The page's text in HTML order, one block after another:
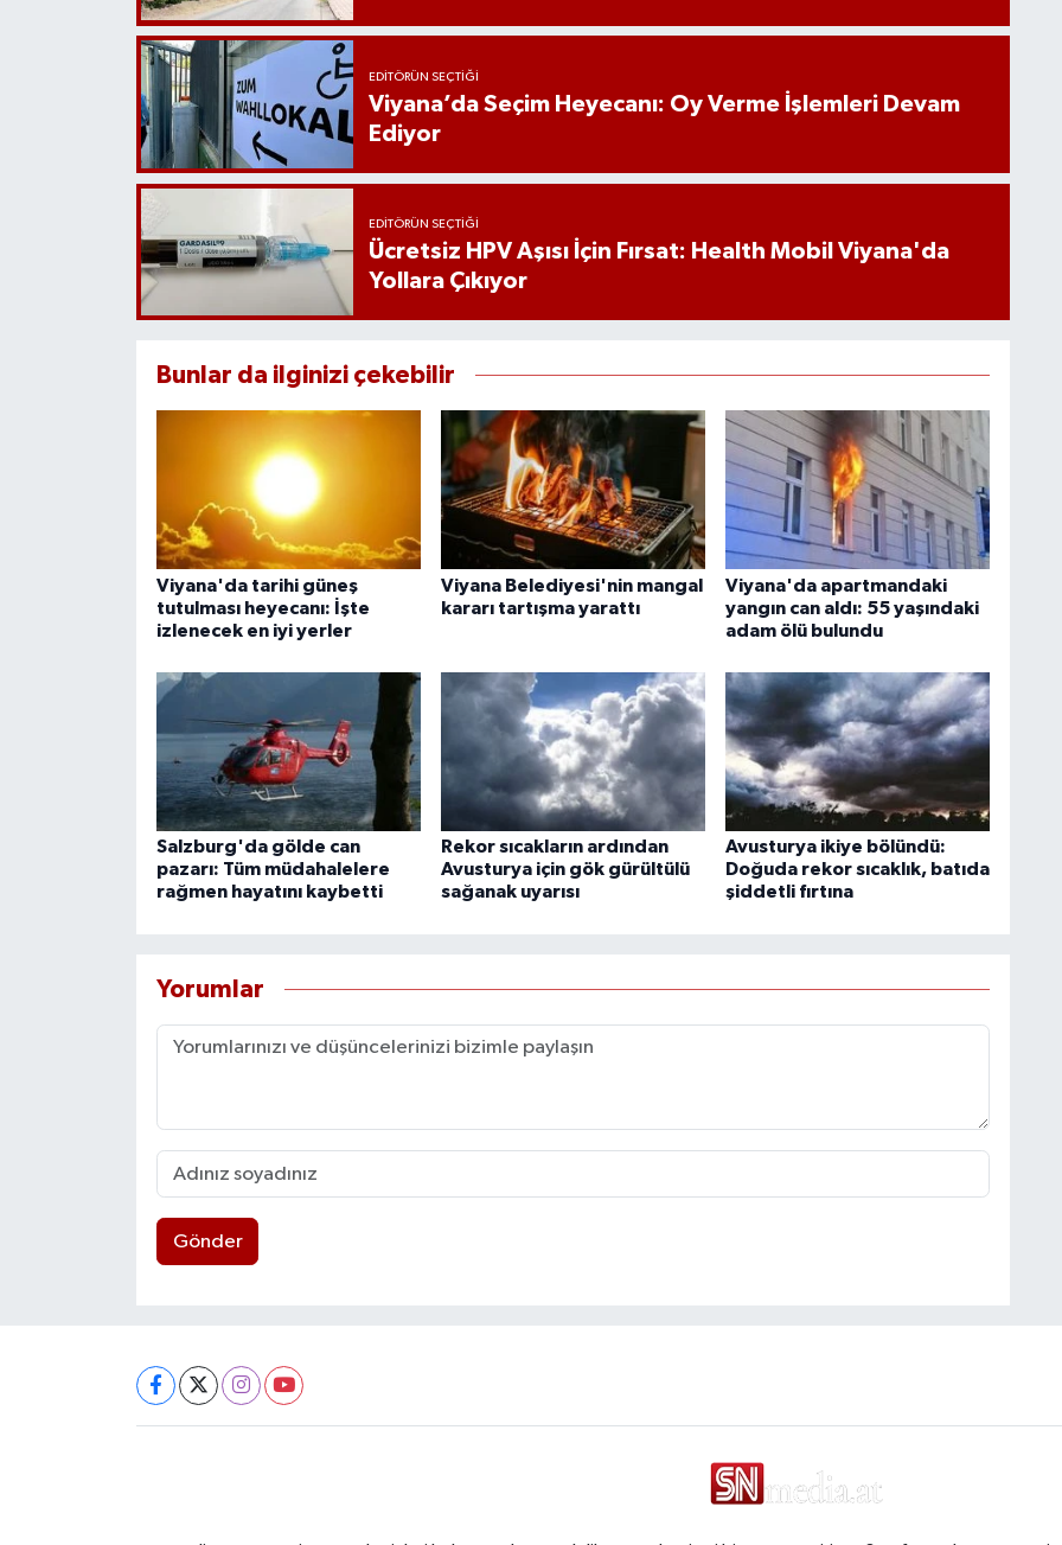
EDITÖRÜN SEÇTIĞI
Viyana’da Seçim Heyecanı: Oy Verme İşlemleri Devam
Ediyor
EDITÖRÜN SEÇTIĞI
Ücretsiz HPV Aşısı İçin Fırsat: Health Mobil Viyana'da
Yollara Çıkıyor
Bunlar da ilginizi çekebilir
Viyana'da tarihi güneş
tutulması heyecanı: İşte
izlenecek en iyi yerler
Viyana Belediyesi'nin mangal
kararı tartışma yarattı
Viyana'da apartmandaki
yangın can aldı: 55 yaşındaki
adam ölü bulundu
Salzburg'da gölde can
pazarı: Tüm müdahalelere
rağmen hayatını kaybetti
Rekor sıcakların ardından
Avusturya için gök gürültülü
sağanak uyarısı
Avusturya ikiye bölündü:
Doğuda rekor sıcaklık, batıda
şiddetli fırtına
Yorumlar
Gönder